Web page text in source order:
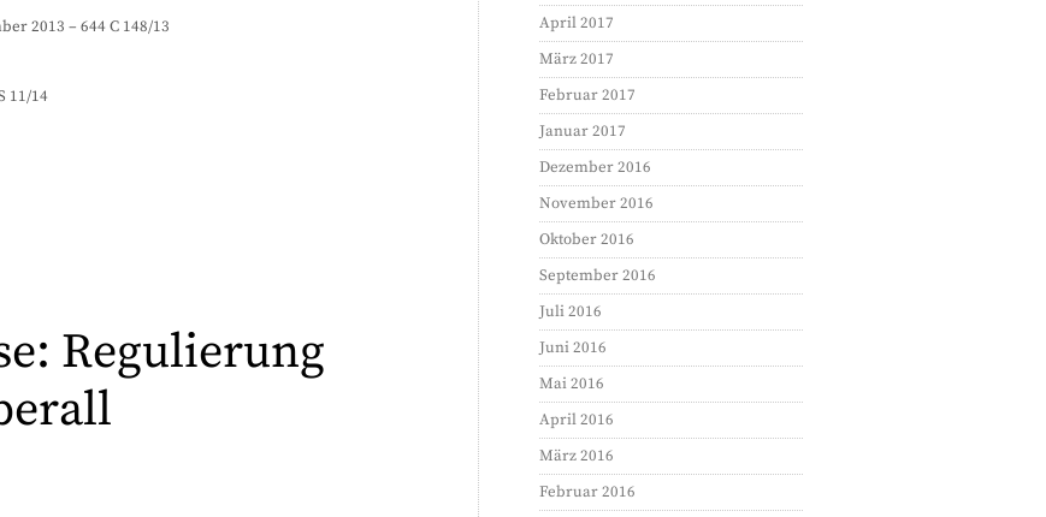
2013 – 644 C 148/13
11/14
Regulierung
April 2017
März 2017
Februar 2017
Januar 2017
Dezember 2016
November 2016
Oktober 2016
September 2016
Juli 2016
Juni 2016
Mai 2016
April 2016
März 2016
Februar 2016